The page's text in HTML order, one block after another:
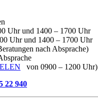
Uhr und 1400 – 1700 Uhr
und 1400 – 1700 Uhr
nach Absprache)
von 0900 – 1200 Uhr)
22 940